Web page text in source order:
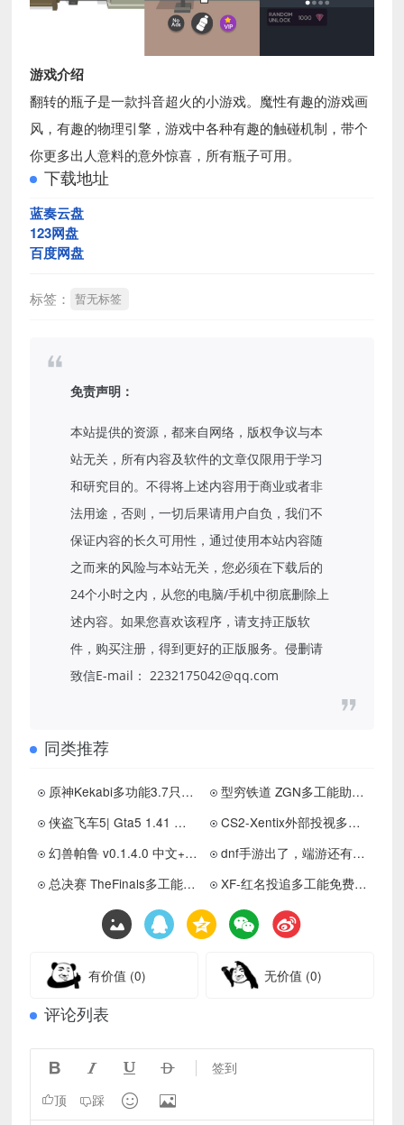
游戏介绍
翻转的瓶子是一款抖音超火的小游戏。魔性有趣的游戏画
风，有趣的物理引擎，游戏中各种有趣的触碰机制，带个
你更多出人意料的意外惊喜，所有瓶子可用。
下载地址
蓝奏云盘
123网盘
百度网盘
标签： 暂无标签
免责声明：
本站提供的资源，都来自网络，版权争议与本
站无关，所有内容及软件的文章仅限用于学习
和研究目的。不得将上述内容用于商业或者非
法用途，否则，一切后果请用户自负，我们不
保证内容的长久可用性，通过使用本站内容随
之而来的风险与本站无关，您必须在下载后的
24个小时之内，从您的电脑/手机中彻底删除上
述内容。如果您喜欢该程序，请支持正版软
件，购买注册，得到更好的正版服务。侵删请
致信E-mail： 2232175042@qq.com
同类推荐
原神Kekabi多功能3.7只支持国际服 更新置顶
型穷铁道 ZGN多工能助手V1.5免费版下载
侠盗飞车5| Gta5 1.41 国风整合 183位超级英雄600辆豪车内置4种修改器
CS2-Xentix外部投视多工能免费版助手下载
幻兽帕鲁 v0.1.4.0 中文+升级补丁+单机+联机+免安装+解压即玩
dnf手游出了，端游还有人玩吗
总决赛 TheFinals多工能助手免费版下载
XF-红名投追多工能免费版公益下载
有价值 (0) 无价值 (0)
评论列表
    签到
顶 踩  